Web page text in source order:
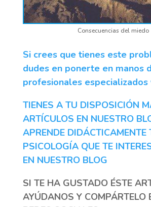
Consecuencias del miedo
Si crees que tienes este
dudes en ponerte en manos
profesionales especializados
TIENES A TU DISPOSICIÓN
ARTÍCULOS EN NUESTRO
APRENDE DIDÁCTICAMENTE
PSICOLOGÍA QUE TE
EN NUESTRO BLOG
SI TE HA GUSTADO ÉSTE
AYÚDANOS Y COMPÁRTELO